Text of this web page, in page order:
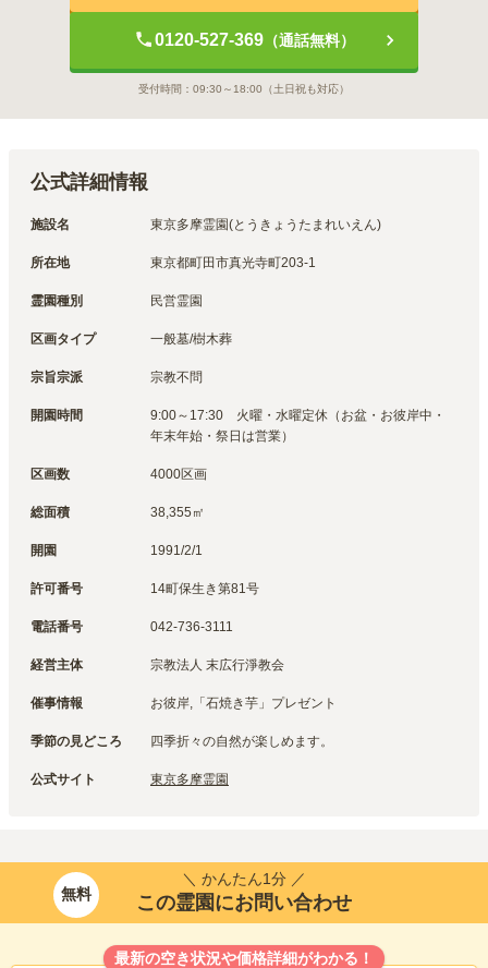
0120-527-369（通話無料）
受付時間： 09:30～18:00 （土日祝も対応）
公式詳細情報
施設名 東京多摩霊園(とうきょうたまれいえん)
所在地 東京都町田市真光寺町203-1
霊園種別 民営霊園
区画タイプ 一般墓/樹木葬
宗旨宗派 宗教不問
開園時間
9:00～17:30　火曜・水曜定休（お盆・お彼岸中・
年末年始・祭日は営業）
区画数 4000区画
総面積 38,355㎡
開園 1991/2/1
許可番号 ‎14町保生き第81号
電話番号 042-736-3111
経営主体 宗教法人 末広行淨教会
催事情報 お彼岸,「石焼き芋」プレゼント
季節の見どころ 四季折々の自然が楽しめます。
公式サイト 東京多摩霊園
無料
＼ かんたん1分 ／
この霊園にお問い合わせ
最新の空き状況や価格詳細がわかる！